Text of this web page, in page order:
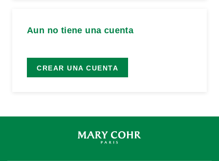
Aun no tiene una cuenta
CREAR UNA CUENTA